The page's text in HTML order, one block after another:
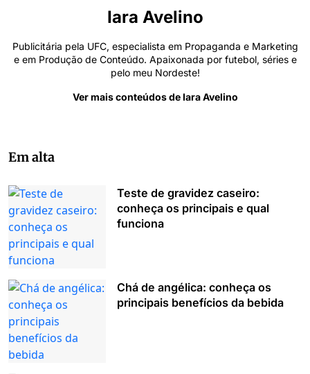
Iara Avelino
Publicitária pela UFC, especialista em Propaganda e Marketing
e em Produção de Conteúdo. Apaixonada por futebol, séries e
pelo meu Nordeste!
Ver mais conteúdos de Iara Avelino
Em alta
Teste de gravidez caseiro:
conheça os principais e qual
funciona
Chá de angélica: conheça os
principais benefícios da bebida